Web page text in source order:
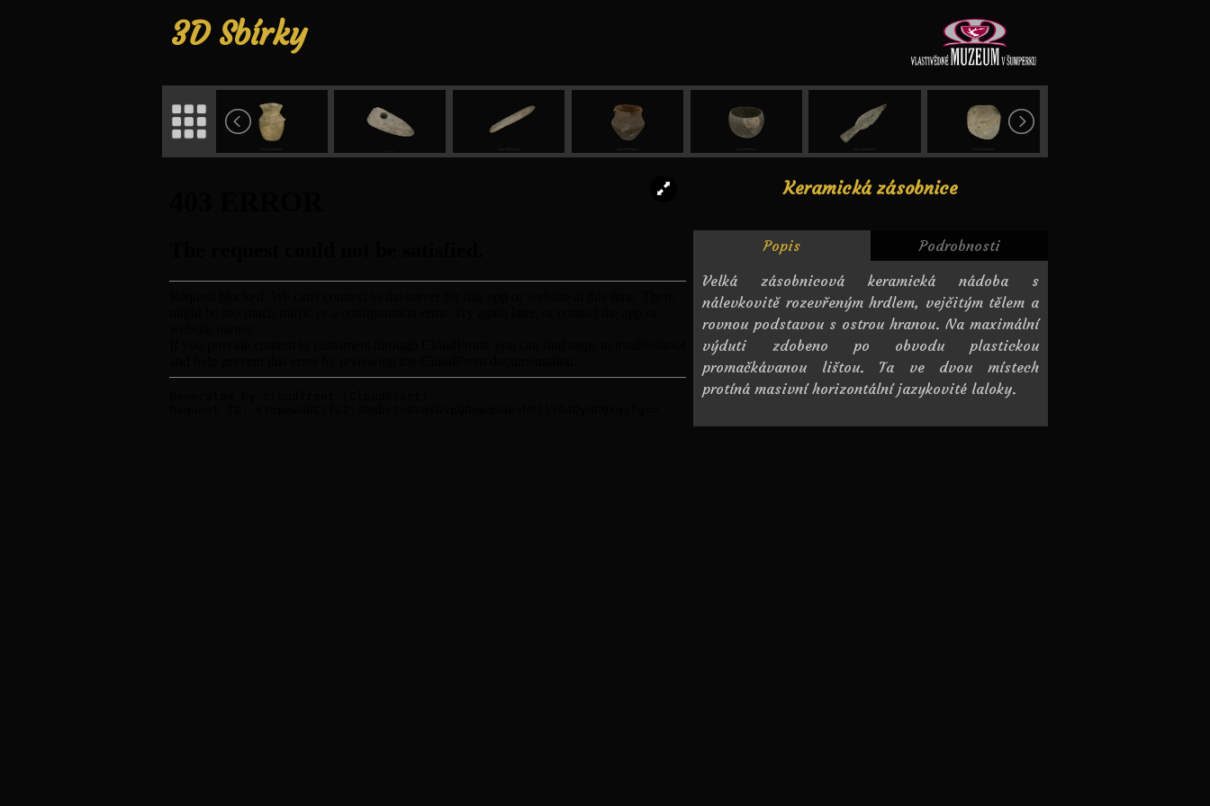
3D Sbírky
Keramická zásobnice
Popis
Podrobnosti
Velká zásobnicová keramická nádoba s
nálevkovitě rozevřeným hrdlem, vejčitým tělem a
rovnou podstavou s ostrou hranou. Na maximální
výduti zdobeno po obvodu plastickou
promačkávanou lištou. Ta ve dvou místech
protíná masivní horizontální jazykovité laloky.